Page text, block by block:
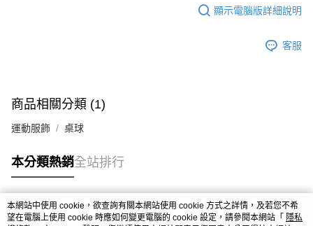
顯示電腦版詳細說明
客服
商品相關分類 (1)
運動服飾 桌球
本分類熱銷全站排行
熱門標籤
本網站中使用 cookie，欲查詢有關本網站使用 cookie 方式之詳情，及若您不希
望在電腦上使用 cookie 時應如何變更電腦的 cookie 設定，請參閱本網站「 隱私